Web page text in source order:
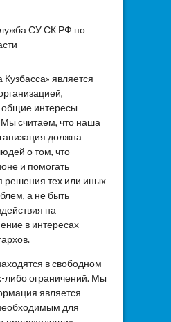
СУ СК РФ по
является
интересы
считаем, что наша
должна
о том, что
и помогать
решения тех или иных
а не быть
на
в интересах
в свободном
либо ограничений. Мы
является
для